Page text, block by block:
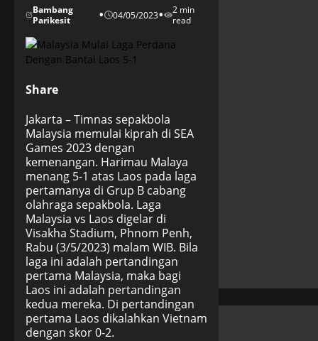
Bambang
Parikesit
• 04/05/2023•
2 min
read
Share
Jakarta – Timnas sepakbola
Malaysia memulai kiprah di SEA
Games 2023 dengan
kemenangan. Harimau Malaya
menang 5-1 atas Laos pada laga
pertamanya di Grup B cabang
olahraga sepakbola. Laga
Malaysia vs Laos digelar di
Visakha Stadium, Phnom Penh,
Rabu (3/5/2023) malam WIB. Bila
laga ini adalah pertandingan
pertama Malaysia, maka bagi
Laos ini adalah pertandingan
kedua mereka. Di pertandingan
pertama Laos dikalahkan Vietnam
dengan skor 0-2.